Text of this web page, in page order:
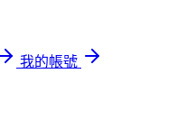
我的帳號